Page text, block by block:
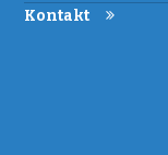
Kontakt